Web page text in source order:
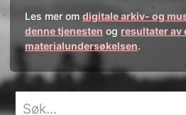
Les mer om digitale arkiv- og
denne tjenesten og resultater av
materialundersøkelsen.